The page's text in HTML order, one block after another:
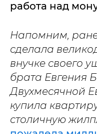
работа над
Напомним,
сделала
внучке своего
брата Евгения
Двухмесячной
купила
столичную